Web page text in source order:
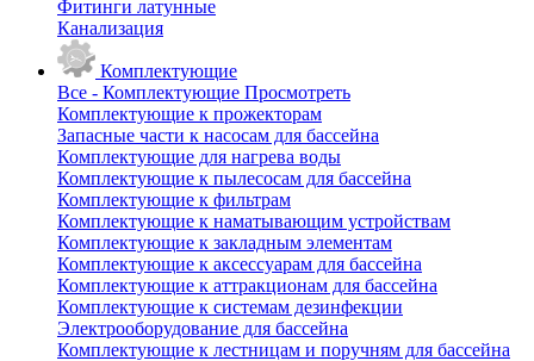
Фитинги латунные
Канализация
Комплектующие
Все - Комплектующие Просмотреть
Комплектующие к прожекторам
Запасные части к насосам для бассейна
Комплектующие для нагрева воды
Комплектующие к пылесосам для бассейна
Комплектующие к фильтрам
Комплектующие к наматывающим устройствам
Комплектующие к закладным элементам
Комплектующие к аксессуарам для бассейна
Комплектующие к аттракционам для бассейна
Комплектующие к системам дезинфекции
Электрооборудование для бассейна
Комплектующие к лестницам и поручням для бассейна